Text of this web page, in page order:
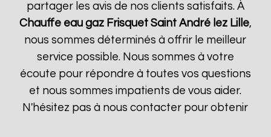
partager les avis de nos clients satisfaits. À
Chauffe eau gaz Frisquet Saint André lez Lille,
nous sommes déterminés à offrir le meilleur
service possible. Nous sommes à votre
écoute pour répondre à toutes vos questions
et nous sommes impatients de vous aider.
N'hésitez pas à nous contacter pour obtenir